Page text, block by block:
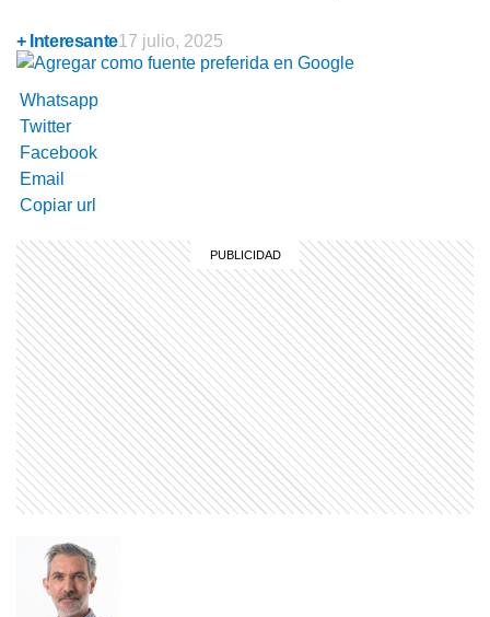
+ Interesante17 julio, 2025
Whatsapp
Twitter
Facebook
Email
Copiar url